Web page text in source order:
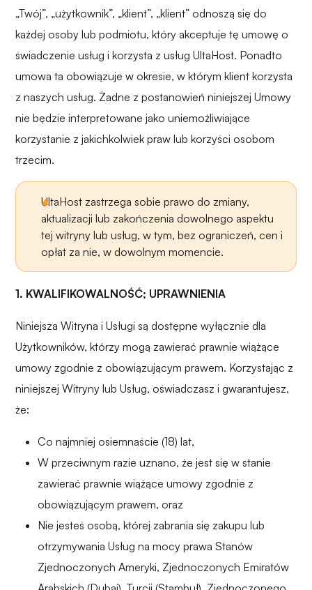
„Twój”, „użytkownik”, „klient”, „klient” odnoszą się do
każdej osoby lub podmiotu, który akceptuje tę umowę o
świadczenie usług i korzysta z usług UltaHost. Ponadto
umowa ta obowiązuje w okresie, w którym klient korzysta
z naszych usług. Żadne z postanowień niniejszej Umowy
nie będzie interpretowane jako uniemożliwiające
korzystanie z jakichkolwiek praw lub korzyści osobom
trzecim.
UltaHost zastrzega sobie prawo do zmiany,
aktualizacji lub zakończenia dowolnego aspektu
tej witryny lub usług, w tym, bez ograniczeń, cen i
opłat za nie, w dowolnym momencie.
1. KWALIFIKOWALNOŚĆ; UPRAWNIENIA
Niniejsza Witryna i Usługi są dostępne wyłącznie dla
Użytkowników, którzy mogą zawierać prawnie wiążące
umowy zgodnie z obowiązującym prawem. Korzystając z
niniejszej Witryny lub Usług, oświadczasz i gwarantujesz,
że:
Co najmniej osiemnaście (18) lat,
W przeciwnym razie uznano, że jest się w stanie
zawierać prawnie wiążące umowy zgodnie z
obowiązującym prawem, oraz
Nie jesteś osobą, której zabrania się zakupu lub
otrzymywania Usług na mocy prawa Stanów
Zjednoczonych Ameryki, Zjednoczonych Emiratów